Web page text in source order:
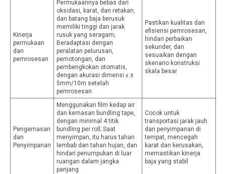
Kinerja
permukaan
dan
pemrosesan
Permukaannya bebas dari
oksidasi, karat, dan retakan,
dan batang baja berusuk
memiliki tinggi dan jarak
rusuk yang seragam;
Beradaptasi dengan
peralatan pelurusan,
pemotongan, dan
pembengkokan otomatis,
dengan akurasi dimensi ≤ ±
5mm/10m setelah
pemrosesan
Pastikan kualitas dan
efisiensi pemrosesan,
hindari perbaikan
sekunder, dan
sesuaikan dengan
skenario konstruksi
skala besar
Pengemasan
dan
Penyimpanan
Menggunakan film kedap air
dan kemasan bundling tape,
dengan minimal 4 titik
bundling per roll; Saat
menyimpan, itu harus tahan
lembab dan tahan hujan, dan
hindari penumpukan di luar
ruangan dalam jangka
panjang
Cocok untuk
transportasi jarak jauh
dan penyimpanan di
tempat, mencegah
karat dan kerusakan,
memastikan kinerja
baja yang stabil